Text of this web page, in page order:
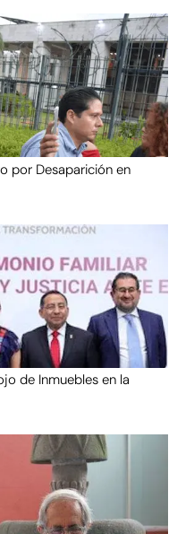
por Desaparición en
de Inmuebles en la